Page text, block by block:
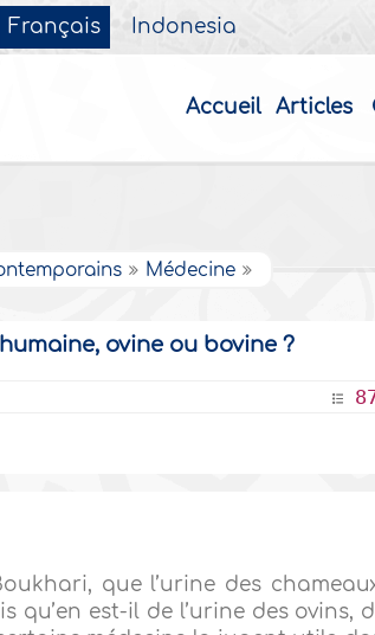
Français Indonesia
Accueil Articles
Médecine
ovine ou bovine ?
que l’urine des
est-il de l’urine des ovins,